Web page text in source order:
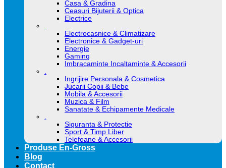
Casa & Gradina
Ceasuri Bijuterii & Optica
Electrice
.
Electrocasnice & Climatizare
Electronice & Gadget-uri
Energie
Gaming
Imbracaminte Incaltaminte & Accesorii
.
Ingrijire Personala & Cosmetica
Jucarii Copii & Bebe
Mobila & Accesorii
Muzica & Film
Sanatate & Echipamente Medicale
.
Siguranta & Protectie
Sport & Timp Liber
Telefoane & Accesorii
Produse En-Gross
Blog
Contact